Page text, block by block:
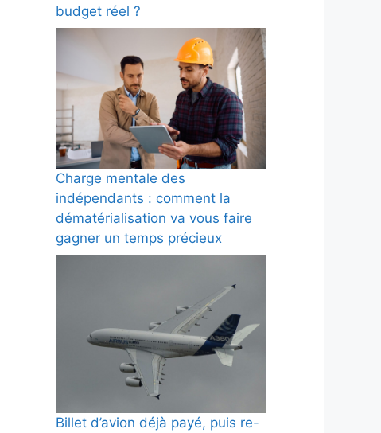
budget réel ?
Charge mentale des
indépendants : comment la
dématérialisation va vous faire
gagner un temps précieux
Billet d’avion déjà payé, puis re-